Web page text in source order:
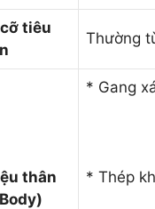
tiêu
Thường
thân
* Gang
* Thép